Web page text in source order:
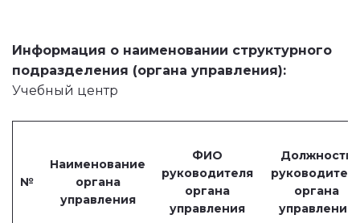
Информация о наименовании структурного
Учебный центр
№
Наименование
органа
управления
ФИО
руководителя
органа
управления
Должность
органа
управления